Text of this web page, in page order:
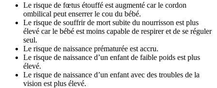
Le risque de fœtus étouffé est augmenté car le cordon
ombilical peut enserrer le cou du bébé.
Le risque de souffrir de mort subite du nourrisson est plus
élevé car le bébé est moins capable de respirer et de se réguler
seul.
Le risque de naissance prématurée est accru.
Le risque de naissance d’un enfant de faible poids est plus
élevé.
Le risque de naissance d’un enfant avec des troubles de la
vision est plus élevé.